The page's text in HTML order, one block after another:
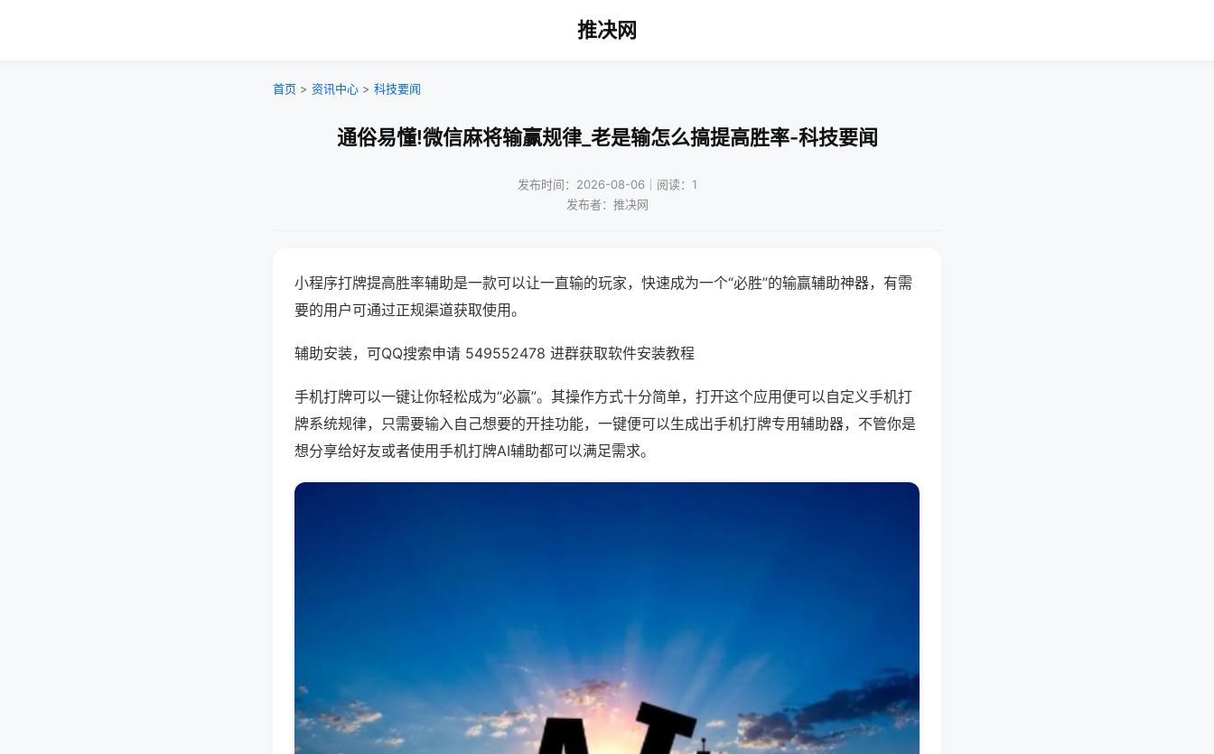
推决网
首页 > 资讯中心 > 科技要闻
通俗易懂!微信麻将输赢规律_老是输怎么搞提高胜率-科技要闻
发布时间：2026-08-06｜阅读：1
发布者：推决网
小程序打牌提高胜率辅助是一款可以让一直输的玩家，快速成为一个“必胜”的输赢辅助神器，有需
要的用户可通过正规渠道获取使用。
辅助安装，可QQ搜索申请 549552478 进群获取软件安装教程
手机打牌可以一键让你轻松成为“必赢”。其操作方式十分简单，打开这个应用便可以自定义手机打
牌系统规律，只需要输入自己想要的开挂功能，一键便可以生成出手机打牌专用辅助器，不管你是
想分享给好友或者使用手机打牌AI辅助都可以满足需求。